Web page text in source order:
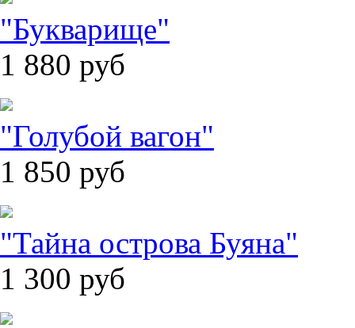
"Букварище"
1 880 руб
"Голубой вагон"
1 850 руб
"Тайна острова Буяна"
1 300 руб